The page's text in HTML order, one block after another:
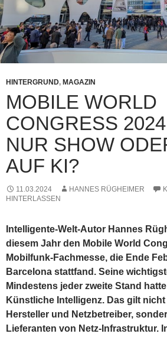
HINTERGRUND, MAGAZIN
MOBILE WORLD
CONGRESS
NUR SHOW
AUF KI?
11.03.2024 HANNES RÜGHEIMER
HINTERLASSEN
Intelligente-Welt-Autor Hannes
diesem Jahr den Mobile World
Mobilfunk-Fachmesse, die Ende
Barcelona stattfand. Seine
Mindestens jeder zweite Stand
Künstliche Intelligenz. Das gilt
Hersteller und Netzbetreiber,
Lieferanten von Netz-Infrastruktur.